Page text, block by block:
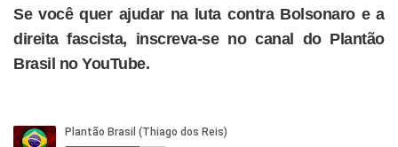
Se você quer ajudar na luta contra Bolsonaro e a
direita fascista, inscreva-se no canal do Plantão
Brasil no YouTube.